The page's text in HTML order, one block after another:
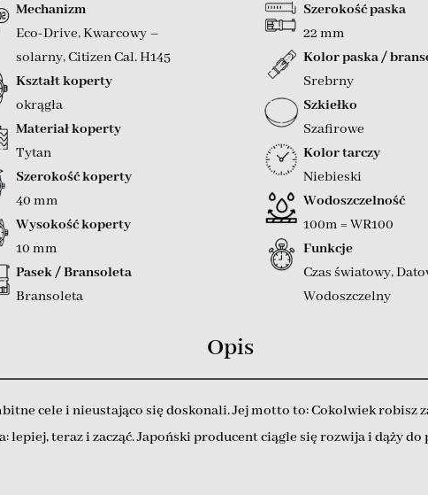
Mechanizm
Eco-Drive,Kwarcowy –
solarny,Citizen Cal. H145
Kształt koperty
okrągła
Materiał koperty
Tytan
Szerokość koperty
40 mm
Wysokość koperty
10 mm
Pasek / Bransoleta
Bransoleta
Szerokość paska
22 mm
Kolor paska /
Srebrny
Szkiełko
Szafirowe
Kolor tarczy
Niebieski
Wodoszczelność
100m = WR100
Funkcje
Czas światowy,
Wodoszczelny
Opis
cele i nieustająco się doskonali. Jej motto to: Cokolwiek robisz
lepiej, teraz i zacząć. Japoński producent ciągle się rozwija i dąży